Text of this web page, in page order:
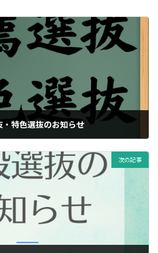
・特色選抜のお知らせ
次の記事